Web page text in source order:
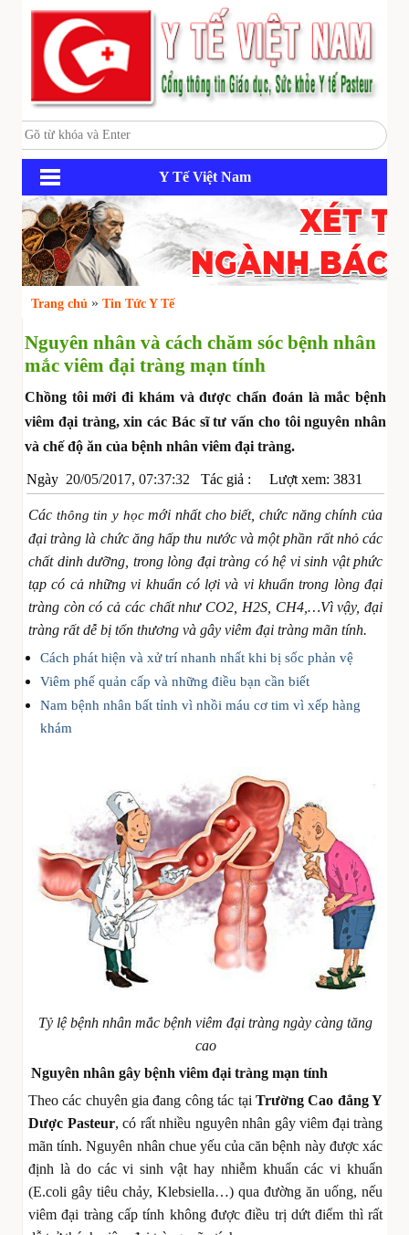
Y Tế Việt Nam
Trang chủ » Tin Tức Y Tế
Nguyên nhân và cách chăm sóc bệnh nhân
mắc viêm đại tràng mạn tính
Chồng tôi mới đi khám và được chẩn đoán là mắc bệnh
viêm đại tràng, xin các Bác sĩ tư vấn cho tôi nguyên nhân
và chế độ ăn của bệnh nhân viêm đại tràng.
Ngày 20/05/2017, 07:37:32 Tác giả : Lượt xem: 3831
Các thông tin y họcmới nhất cho biết, chức năng chính của
đại tràng là chức ăng hấp thu nước và một phần rất nhỏ các
chất dinh dưỡng, trong lòng đại tràng có hệ vi sinh vật phức
tạp có cả những vi khuẩn có lợi và vi khuẩn trong lòng đại
tràng còn có cả các chất như CO2, H2S, CH4,…Vì vậy, đại
tràng rất dễ bị tổn thương và gây viêm đại tràng mãn tính.
Cách phát hiện và xử trí nhanh nhất khi bị sốc phản vệ
Viêm phế quản cấp và những điều bạn cần biết
Nam bệnh nhân bất tỉnh vì nhồi máu cơ tim vì xếp hàng
khám
Tỷ lệ bệnh nhân mắc bệnh viêm đại tràng ngày càng tăng
cao
Nguyên nhân gây bệnh viêm đại tràng mạn tính
Theo các chuyên gia đang công tác tại Trường Cao đẳng Y
Dược Pasteur, có rất nhiều nguyên nhân gây viêm đại tràng
mãn tính. Nguyên nhân chue yếu của căn bệnh này được xác
định là do các vi sinh vật hay nhiễm khuẩn các vi khuẩn
(E.coli gây tiêu chảy, Klebsiella…) qua đường ăn uống, nếu
viêm đại tràng cấp tính không được điều trị dứt điểm thì rất